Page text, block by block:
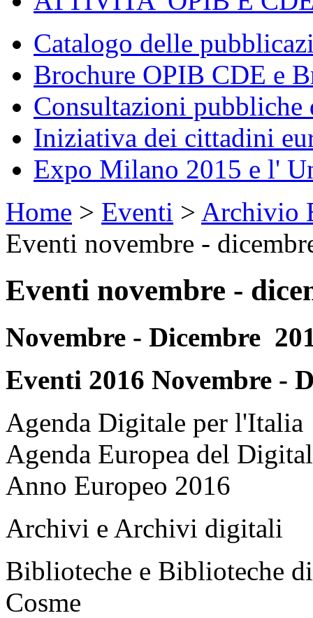
Catalogo delle
Brochure OPIB CDE e
Consultazioni pubbliche
Iniziativa dei cittadini
Expo Milano 2015 e l'
Home > Eventi > Archivio
Eventi novembre -
Eventi novembre -
Novembre - Dicembre
Eventi 2016 Novembre -
Agenda Digitale per l'Italia
Agenda Europea del
Anno Europeo 2016
Archivi e Archivi digitali
Biblioteche e Biblioteche
Cosme